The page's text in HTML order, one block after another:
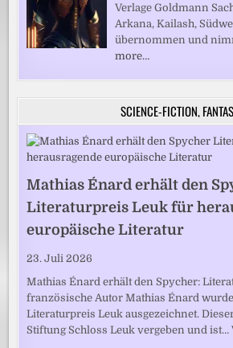
Verlage Goldmann
Arkana, Kailash,
übernommen und
more…
SCIENCE-FICTION,
Mathias Énard erhält den
Literaturpreis Leuk für
europäische Literatur
23. Juli 2026
Mathias Énard erhält den Spycher:
französische Autor Mathias Énard
Literaturpreis Leuk ausgezeichnet.
Stiftung Schloss Leuk vergeben und ist…